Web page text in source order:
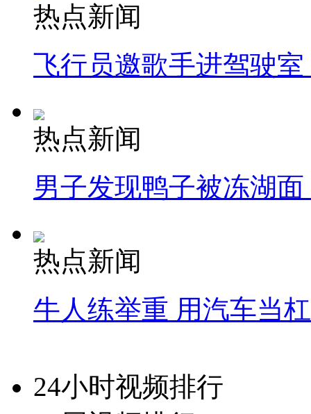
热点新闻
飞行员邀歌手进驾驶
热点新闻
男子发现鸭子被冻湖
热点新闻
牛人练举重 用汽车当
24小时视频排行